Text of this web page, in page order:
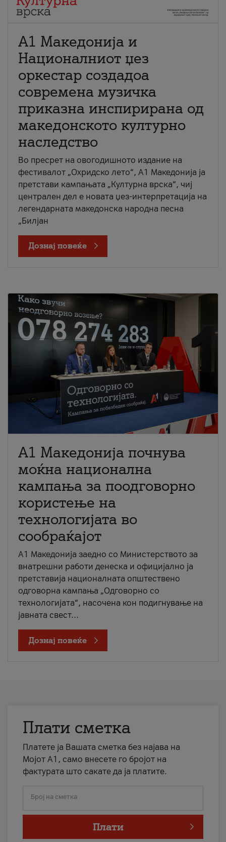
А1 Македонија и
Националниот џез
оркестар создадоа
современа музичка
приказна инспирирана од
македонското културно
наследство
Во пресрет на овогодишното издание на
фестивалот „Охридско лето“, А1 Македонија ја
претстави кампањата „Културна врска“, чиј
централен дел е новата џез-интерпретација на
легендарната македонска народна песна
„Билјан
Дознај повеќе
A1 Македонија почнува
моќна национална
кампања за поодговорно
користење на
технологијата во
сообраќајот
A1 Македонија заедно со Министерството за
внатрешни работи денеска и официјално ја
претставија националната општествено
одговорна кампања „Одговорно со
технологијата“, насочена кон подигнување на
јавната свест...
Дознај повеќе
Плати сметка
Платете ја Вашата сметка без најава на
Мојот А1, само внесете го бројот на
фактурата што сакате да ја платите.
Број на сметка
Плати